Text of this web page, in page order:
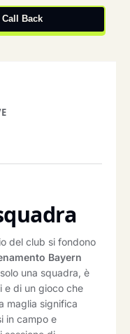
Back
del club si fondono
Bayern
una squadra, è
e di un gioco che
maglia significa
in campo e